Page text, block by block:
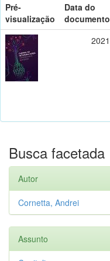
Pré-
visualização
Data do
documento
2021
Busca facetada
Autor
Cornetta, Andrei
Assunto